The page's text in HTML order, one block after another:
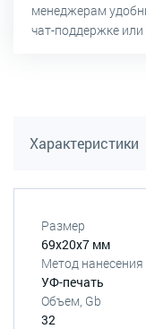
менеджерам
чат-поддержке
Характеристики
Размер
69х20х7 мм
Метод нанесения
УФ-печать
Объем, Gb
32